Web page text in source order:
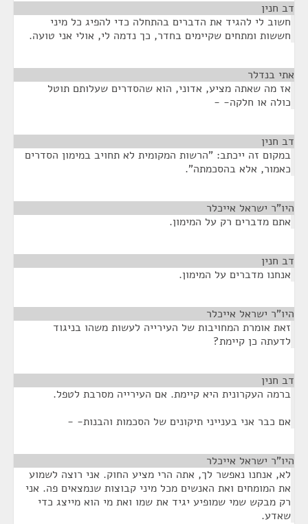
דב חנין
חשוב לי להגיד את הדברים בהתחלה כדי להפיג כל מיני
חששות ומתחים שקיימים בחדר, כך נדמה לי, אולי אני טועה.
אתי בנדלר
אז מה שאתה מציע, אדוני, הוא שהסדרים שעלותם תוטל
כולה או חלקה- -
דב חנין
במקום זה ייכתב: "הרשות המקומית לא תחויב במימון הסדרים
כאמור, אלא בהסכמתה".
היו"ר ישראל אייכלר
אתם מדברים רק על המימון.
דב חנין
אנחנו מדברים על המימון.
היו"ר ישראל אייכלר
זאת אומרת המחויבות של העירייה לעשות משהו בניגוד
לדעתה כן קיימת?
דב חנין
ברמה העקרונית היא קיימת. אם העירייה מסרבת לטפל.
אם כבר אני בענייני תיקונים של הסכמות והבנות- -
היו"ר ישראל אייכלר
לא, אנחנו נאפשר לך, אתה הרי מציע החוק. אני רוצה לשמוע
את המומחים ואת האנשים מכל מיני קבוצות שנמצאים פה. אני
רק מבקש שמי שמופיע יגיד את שמו ואת מי הוא מייצג כדי
שאדע.